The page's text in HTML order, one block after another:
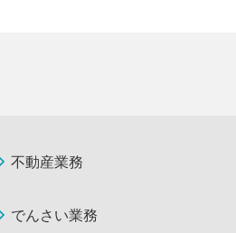
不動産業務
でんさい業務